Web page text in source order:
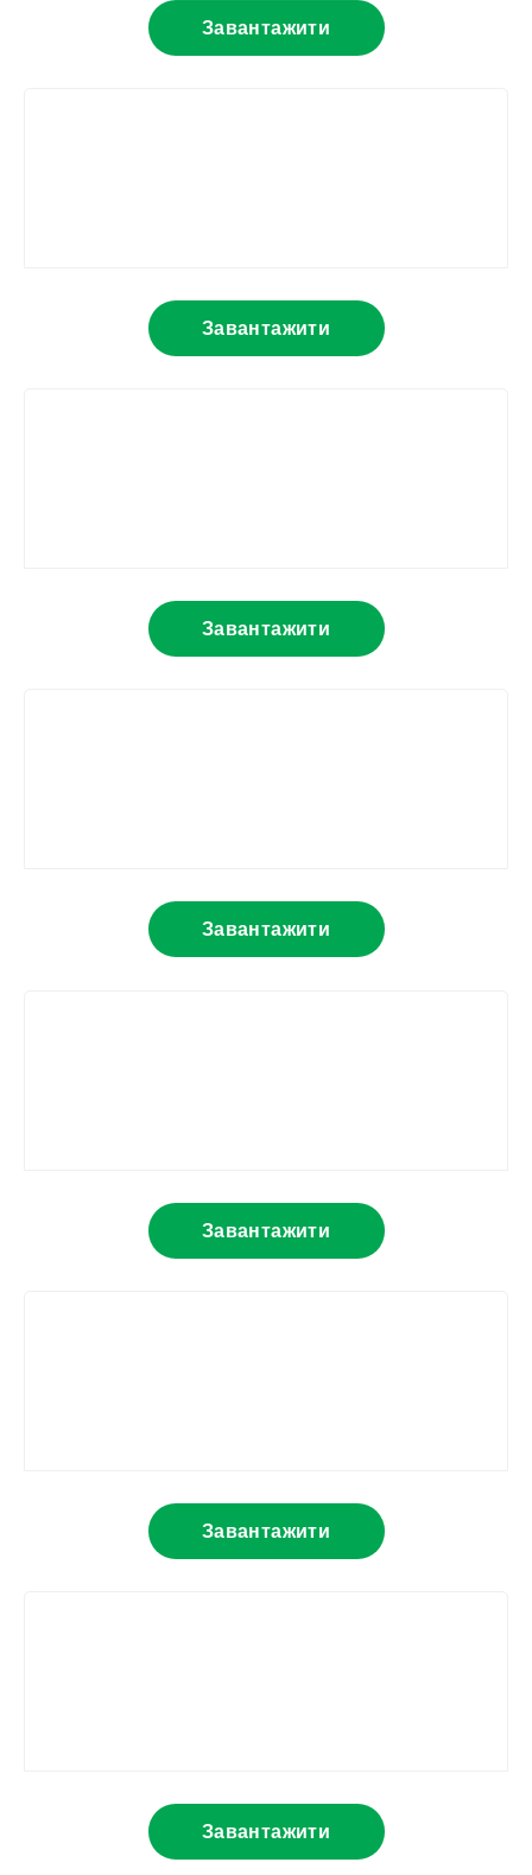
Завантажити
Завантажити
Завантажити
Завантажити
Завантажити
Завантажити
Завантажити